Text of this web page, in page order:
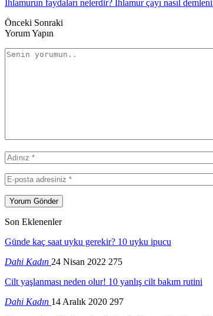
Ihlamurun faydaları nelerdir? Ihlamur çayı nasıl
Önceki Sonraki
Yorum Yapın
Son Eklenenler
Günde kaç saat uyku gerekir? 10 uyku ipucu
Dahi Kadın 24 Nisan 2022 275
Cilt yaşlanması neden olur! 10 yanlış cilt bakım rutini
Dahi Kadın 14 Aralık 2020 297